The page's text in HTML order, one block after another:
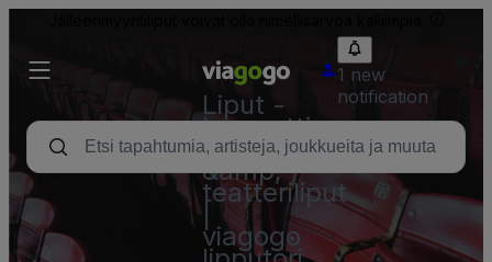
Liput -
konsertti,
urheilu
&amp;
teatteriliput
viagogo
1 new
notification